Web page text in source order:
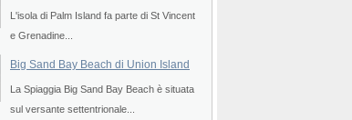
L'isola di Palm Island fa parte di St Vincent
e Grenadine...
Big Sand Bay Beach di Union Island
La Spiaggia Big Sand Bay Beach è situata
sul versante settentrionale...